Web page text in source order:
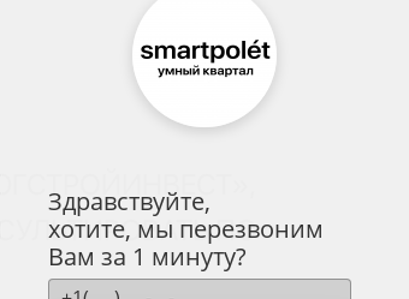
ПО
Здравствуйте,
хотите, мы перезвоним
Вам за 1 минуту?